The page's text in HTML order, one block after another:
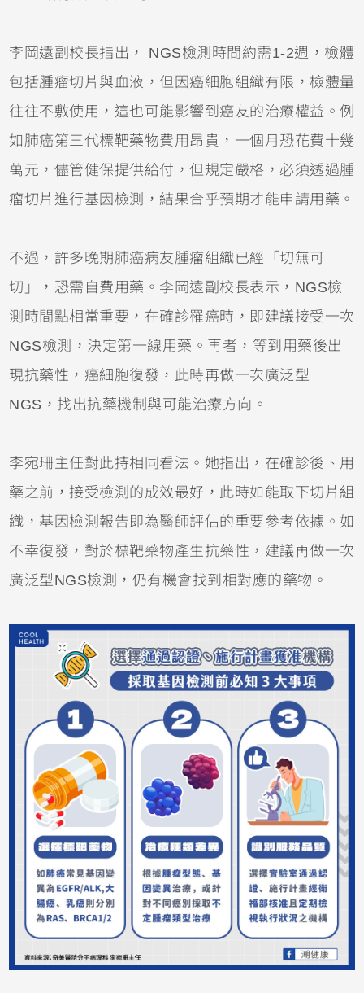
李岡遠副校長指出， NGS檢測時間約需1-2週，檢體
包括腫瘤切片與血液，但因癌細胞組織有限，檢體量
往往不敷使用，這也可能影響到癌友的治療權益。例
如肺癌第三代標靶藥物費用昂貴，一個月恐花費十幾
萬元，儘管健保提供給付，但規定嚴格，必須透過腫
瘤切片進行基因檢測，結果合乎預期才能申請用藥。
不過，許多晚期肺癌病友腫瘤組織已經「切無可
切」，恐需自費用藥。李岡遠副校長表示，NGS檢
測時間點相當重要，在確診罹癌時，即建議接受一次
NGS檢測，決定第一線用藥。再者，等到用藥後出
現抗藥性，癌細胞復發，此時再做一次廣泛型
NGS，找出抗藥機制與可能治療方向。
李宛珊主任對此持相同看法。她指出，在確診後、用
藥之前，接受檢測的成效最好，此時如能取下切片組
織，基因檢測報告即為醫師評估的重要參考依據。如
不幸復發，對於標靶藥物產生抗藥性，建議再做一次
廣泛型NGS檢測，仍有機會找到相對應的藥物。